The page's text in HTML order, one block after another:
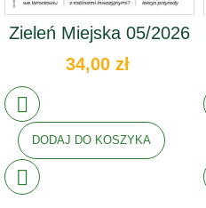
Zieleń Miejska 05/2026
34,00 zł
DODAJ DO KOSZYKA